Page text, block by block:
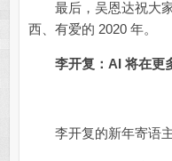
最后，吴恩达祝大家
西、有爱的 2020 年。
李开复：AI 将在更
李开复的新年寄语